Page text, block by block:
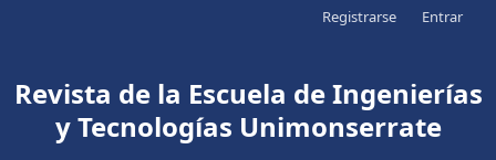
Revista de la Escuela de Ingenierías
y Tecnologías Unimonserrate
Registrarse Entrar